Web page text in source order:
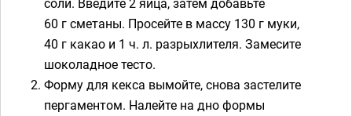
60 г сметаны. Просейте в массу 130 г муки,
40 г какао и 1 ч. л. разрыхлителя. Замесите
шоколадное тесто.
Форму для кекса вымойте, снова застелите
пергаментом. Налейте на дно формы